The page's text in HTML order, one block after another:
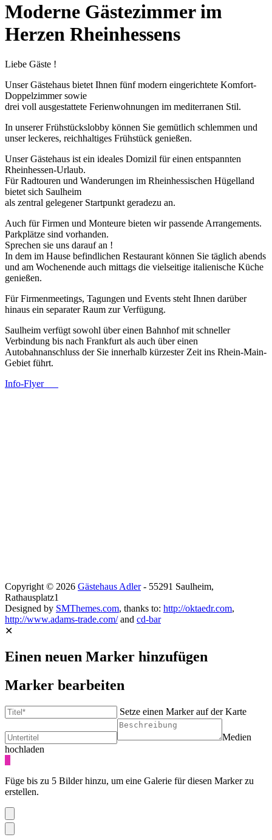
Moderne Gästezimmer im
Herzen Rheinhessens
Liebe Gäste !
Unser Gästehaus bietet Ihnen fünf modern eingerichtete Komfort-
Doppelzimmer sowie
drei voll ausgestattete Ferienwohnungen im mediterranen Stil.
In unserer Frühstückslobby können Sie gemütlich schlemmen und
unser leckeres, reichhaltiges Frühstück genießen.
Unser Gästehaus ist ein ideales Domizil für einen entspannten
Rheinhessen-Urlaub.
Für Radtouren und Wanderungen im Rheinhessischen Hügelland
bietet sich Saulheim
als zentral gelegener Startpunkt geradezu an.
Auch für Firmen und Monteure bieten wir passende Arrangements.
Parkplätze sind vorhanden.
Sprechen sie uns darauf an !
In dem im Hause befindlichen Restaurant können Sie täglich abends
und am Wochenende auch mittags die vielseitige italienische Küche
genießen.
Für Firmenmeetings, Tagungen und Events steht Ihnen darüber
hinaus ein separater Raum zur Verfügung.
Saulheim verfügt sowohl über einen Bahnhof mit schneller
Verbindung bis nach Frankfurt als auch über einen
Autobahnanschluss der Sie innerhalb kürzester Zeit ins Rhein-Main-
Gebiet führt.
Info-Flyer __
Copyright © 2026 Gästehaus Adler- 55291 Saulheim,
Rathausplatz1
Designed by SMThemes.com, thanks to: http://oktaedr.com,
http://www.adams-trade.com/and cd-bar
✕
Einen neuen Marker hinzufügen
Marker bearbeiten
Setze einen Marker auf der Karte
Medien
hochladen
Füge bis zu 5 Bilder hinzu, um eine Galerie für diesen Marker zu
erstellen.